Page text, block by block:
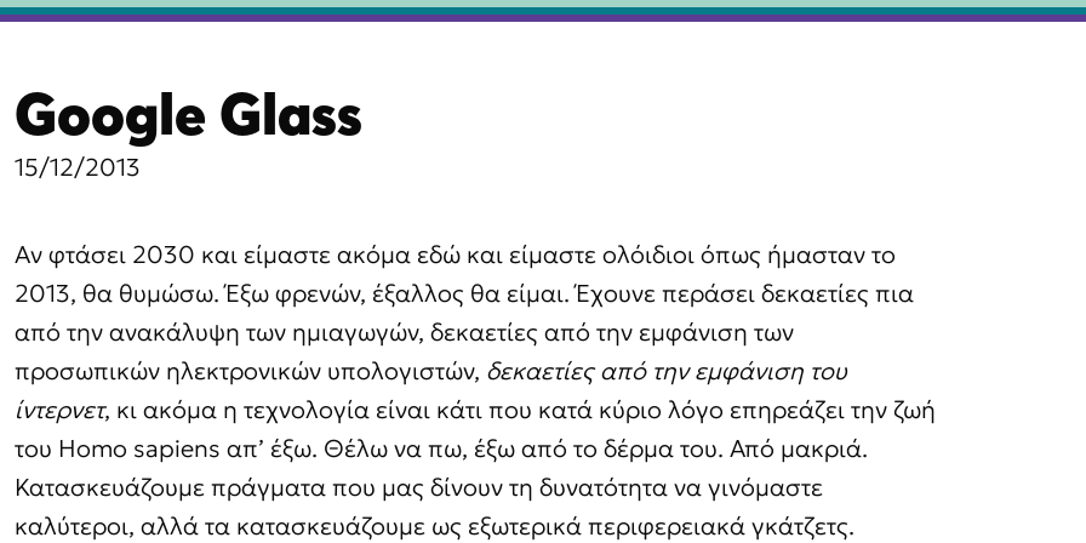
Google Glass
15/12/2013
Αν φτάσει 2030 και είμαστε ακόμα εδώ και είμαστε ολόιδιοι όπως ήμασταν το
2013, θα θυμώσω. Έξω φρενών, έξαλλος θα είμαι. Έχουνε περάσει δεκαετίες πια
από την ανακάλυψη των ημιαγωγών, δεκαετίες από την εμφάνιση των
προσωπικών ηλεκτρονικών υπολογιστών, δεκαετίες από την εμφάνιση του
ίντερνετ, κι ακόμα η τεχνολογία είναι κάτι που κατά κύριο λόγο επηρεάζει την ζωή
του Homo sapiens απ’ έξω. Θέλω να πω, έξω από το δέρμα του. Από μακριά.
Κατασκευάζουμε πράγματα που μας δίνουν τη δυνατότητα να γινόμαστε
καλύτεροι, αλλά τα κατασκευάζουμε ως εξωτερικά περιφερειακά γκάτζετς.